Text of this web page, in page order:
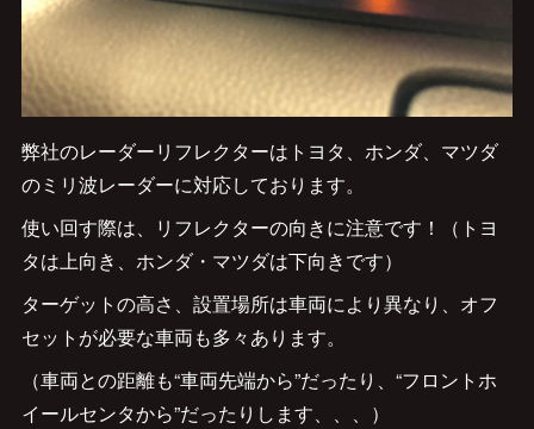
弊社のレーダーリフレクターはトヨタ、ホンダ、マツダ
のミリ波レーダーに対応しております。
使い回す際は、リフレクターの向きに注意です！（トヨ
タは上向き、ホンダ・マツダは下向きです）
ターゲットの高さ、設置場所は車両により異なり、オフ
セットが必要な車両も多々あります。
（車両との距離も“車両先端から”だったり、“フロントホ
イールセンタから”だったりします、、、）